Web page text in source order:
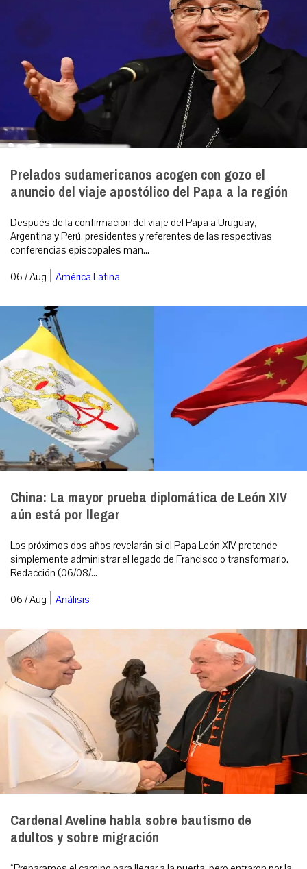
Prelados sudamericanos acogen con gozo el
anuncio del viaje apostólico del Papa a la región
Después de la confirmación del viaje del Papa a Uruguay,
Argentina y Perú, presidentes y referentes de las respectivas
conferencias episcopales man...
06 / Aug | América Latina
China: La mayor prueba diplomática de León XIV
aún está por llegar
Los próximos dos años revelarán si el Papa León XIV pretende
simplemente administrar el legado de Francisco o transformarlo.
Redacción (06/08/...
06 / Aug | Análisis
Cardenal Aveline habla sobre bautismo de
adultos y sobre migración